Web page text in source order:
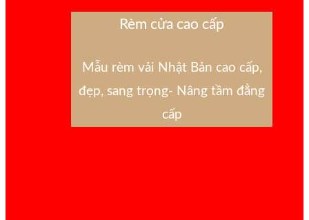
Rèm cửa cao cấp
Mẫu rèm vải Nhật Bản cao cấp,
đẹp, sang trọng- Nâng tầm đẳng
cấp